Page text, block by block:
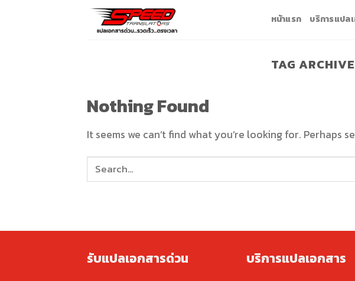
หน้าแรก บริการแปล
TAG
Nothing Found
It seems we can’t find what you’re looking for. Perhaps
รับแปลเอกสารด่วน บริการแปลเอกสาร